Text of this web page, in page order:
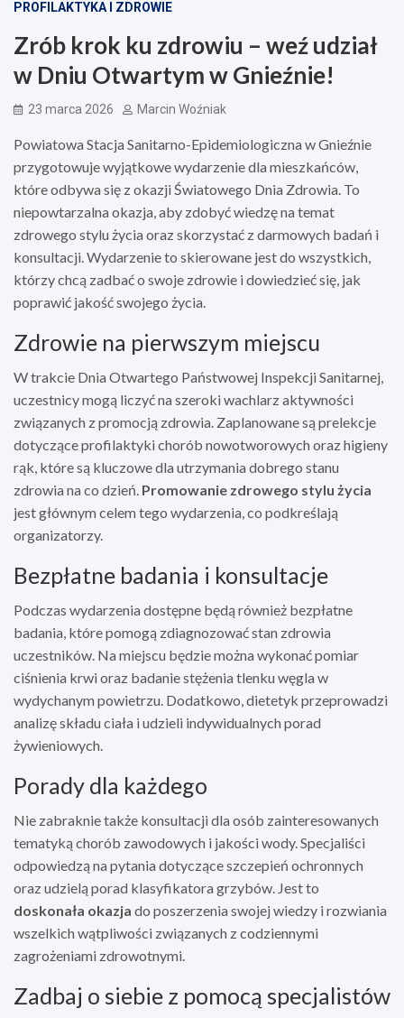
PROFILAKTYKA I ZDROWIE
Zrób krok ku zdrowiu – weź udział
w Dniu Otwartym w Gnieźnie!
23 marca 2026 Marcin Woźniak
Powiatowa Stacja Sanitarno-Epidemiologiczna w Gnieźnie
przygotowuje wyjątkowe wydarzenie dla mieszkańców,
które odbywa się z okazji Światowego Dnia Zdrowia. To
niepowtarzalna okazja, aby zdobyć wiedzę na temat
zdrowego stylu życia oraz skorzystać z darmowych badań i
konsultacji. Wydarzenie to skierowane jest do wszystkich,
którzy chcą zadbać o swoje zdrowie i dowiedzieć się, jak
poprawić jakość swojego życia.
Zdrowie na pierwszym miejscu
W trakcie Dnia Otwartego Państwowej Inspekcji Sanitarnej,
uczestnicy mogą liczyć na szeroki wachlarz aktywności
związanych z promocją zdrowia. Zaplanowane są prelekcje
dotyczące profilaktyki chorób nowotworowych oraz higieny
rąk, które są kluczowe dla utrzymania dobrego stanu
zdrowia na co dzień. Promowanie zdrowego stylu życia
jest głównym celem tego wydarzenia, co podkreślają
organizatorzy.
Bezpłatne badania i konsultacje
Podczas wydarzenia dostępne będą również bezpłatne
badania, które pomogą zdiagnozować stan zdrowia
uczestników. Na miejscu będzie można wykonać pomiar
ciśnienia krwi oraz badanie stężenia tlenku węgla w
wydychanym powietrzu. Dodatkowo, dietetyk przeprowadzi
analizę składu ciała i udzieli indywidualnych porad
żywieniowych.
Porady dla każdego
Nie zabraknie także konsultacji dla osób zainteresowanych
tematyką chorób zawodowych i jakości wody. Specjaliści
odpowiedzą na pytania dotyczące szczepień ochronnych
oraz udzielą porad klasyfikatora grzybów. Jest to
doskonała okazja do poszerzenia swojej wiedzy i rozwiania
wszelkich wątpliwości związanych z codziennymi
zagrożeniami zdrowotnymi.
Zadbaj o siebie z pomocą specjalistów